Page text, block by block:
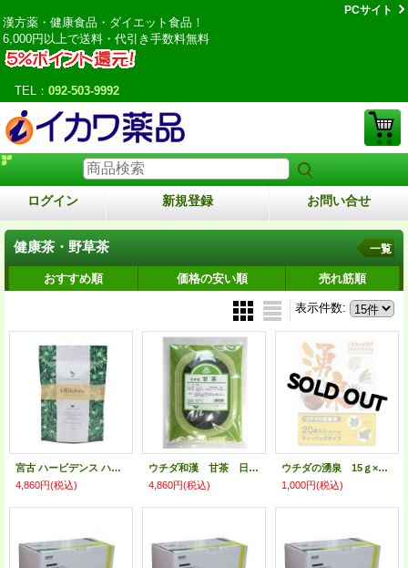
漢方薬・健康食品・ダイエット食品！
6,000円以上で送料・代引き手数料無料
TEL： 092-503-9992
PCサイト
ログイン 新規登録 お問い合せ
健康茶・野草茶 一覧
おすすめ順 価格の安い順 売れ筋順
表示件数:
宮古 ハービデンス ハーブティープラス 31袋
4,860円(税込)
ウチダ和漢 甘茶 日本産 100ｇ
4,860円(税込)
ウチダの湧泉 15ｇ×20袋入り
1,000円(税込)